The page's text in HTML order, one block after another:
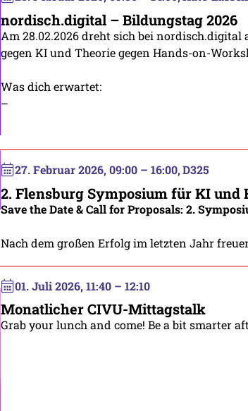
nordisch.digital – Bildungstag 2026
Am 28.02.2026 dreht sich bei
gegen KI und Theorie gegen Hands-on-
Was dich erwartet:
–
27. Februar 2026, 09:00 – 16:00 D325
2. Flensburg Symposium für KI und
Save the Date & Call for Proposals: 2.
Nach dem großen Erfolg im letzten Jahr
01. Juli 2026, 11:40 – 12:10
Monatlicher CIVU-Mittagstalk
Grab your lunch and come! Be a bit smarter